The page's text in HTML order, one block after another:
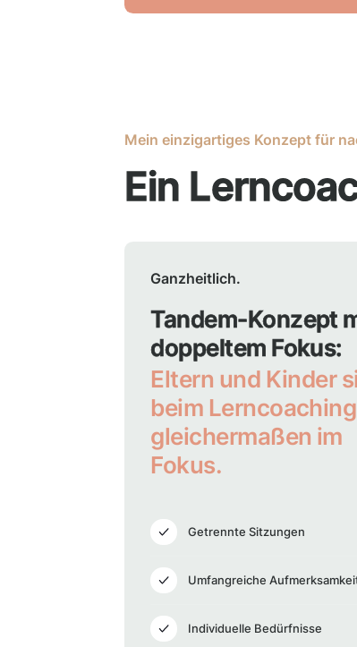
Mein einzigartiges Konzept für
Ein
Ganzheitlich.
Tandem-Konzept
doppeltem Fokus:
Eltern und Kinder
beim Lerncoaching
gleichermaßen im
Fokus.
Getrennte Sitzungen
Umfangreiche
Individuelle Bedürfnisse